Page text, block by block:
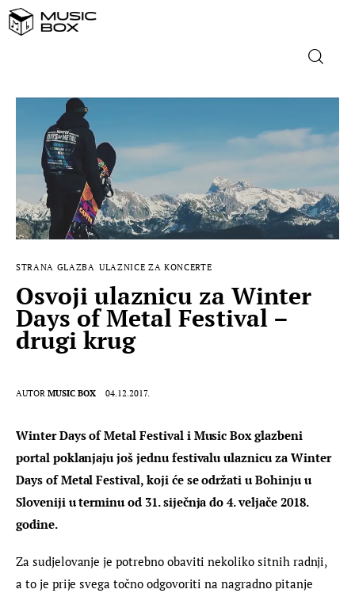
NASLOVNICA
DOMAĆA GLAZBA
STRANA GLAZBA
FILM
MUSIC BOX
STRANA GLAZBA ULAZNICE ZA KONCERTE
Osvoji ulaznicu za Winter
Days of Metal Festival –
drugi krug
AUTOR MUSIC BOX 04.12.2017.
Winter Days of Metal Festival i Music Box glazbeni
portal poklanjaju još jednu festivalu ulaznicu za Winter
Days of Metal Festival, koji će se održati u Bohinju u
Sloveniji u terminu od 31. siječnja do 4. veljače 2018.
godine.
Za sudjelovanje je potrebno obaviti nekoliko sitnih radnji,
a to je prije svega točno odgovoriti na nagradno pitanje